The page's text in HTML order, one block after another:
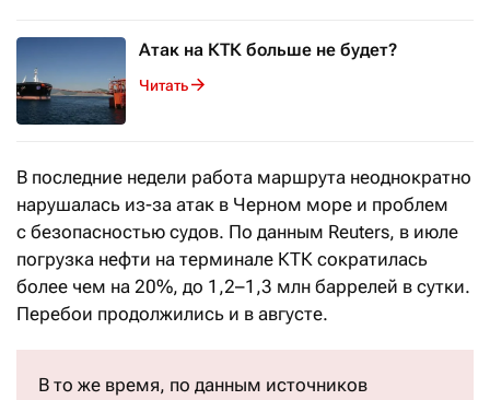
Атак на КТК больше не будет?
Читать
В последние недели работа маршрута неоднократно
нарушалась из-за атак в Черном море и проблем
с безопасностью судов. По данным Reuters, в июле
погрузка нефти на терминале КТК сократилась
более чем на 20%, до 1,2–1,3 млн баррелей в сутки.
Перебои продолжились и в августе.
В то же время, по данным источников